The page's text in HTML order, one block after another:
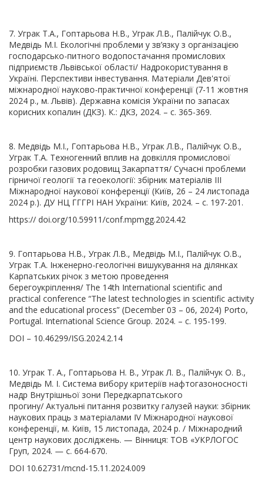
7. Уграк Т.А., Гоптарьова Н.В., Уграк Л.В., Палійчук О.В.,
Медвідь М.І. Екологічні проблеми у зв’язку з організацією
господарсько-питного водопостачання промислових
підприємств Львівської області/ Надрокористування в
Україні. Перспективи інвестування. Матеріали Дев'ятої
міжнародної науково-практичної конференції (7-11 жовтня
2024 р., м. Львів). Державна комісія України по запасах
корисних копалин (ДКЗ). К.: ДКЗ, 2024. – с. 365-369.
8. Медвідь М.І., Гоптарьова Н.В., Уграк Л.В., Палійчук О.В.,
Уграк Т.А. Техногенний вплив на довкілля промислової
розробки газових родовищ Закарпаття/ Сучасні проблеми
гірничої геології та геоекології: збірник матеріалів ІІІ
Міжнародної наукової конференції (Київ, 26 – 24 листопада
2024 р.). ДУ НЦ ГГГРІ НАН України: Київ, 2024. – с. 197-201.
https:// doi.org/10.59911/conf.mpmgg.2024.42
9. Гоптарьова Н.В., Уграк Л.В., Медвідь М.І., Палійчук О.В.,
Уграк Т.А. Інженерно-геологічні вишукування на ділянках
Карпатських річок з метою проведення
берегоукріплення/ The 14th International scientific and
practical conference “The latest technologies in scientific activity
and the educational process” (December 03 – 06, 2024) Porto,
Portugal. International Science Group. 2024. – с. 195-199.
DOI – 10.46299/ISG.2024.2.14
10. Уграк Т. А., Гоптарьова Н. В., Уграк Л. В., Палійчук О. В.,
Медвідь М. І. Система вибору критеріїв нафтогазоносності
надр Внутрішньої зони Передкарпатського
прогину/ Актуальні питання розвитку галузей науки: збірник
наукових праць з матеріалами IV Міжнародної наукової
конференції, м. Київ, 15 листопада, 2024 р. / Міжнародний
центр наукових досліджень. — Вінниця: ТОВ «УКРЛОГОС
Груп, 2024. — с. 664-670.
DOI 10.62731/mcnd-15.11.2024.009